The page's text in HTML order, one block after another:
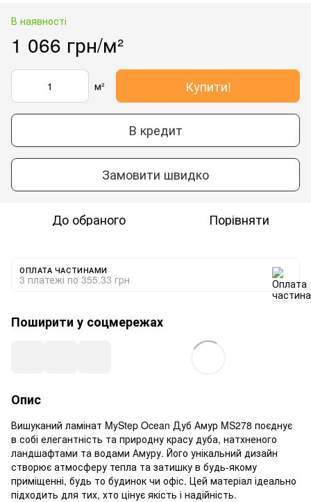
В наявності
1 066 грн/м²
м² Купити!
В кредит
Замовити швидко
До обраного Порівняти
ОПЛАТА ЧАСТИНАМИ
3 платежі по 355.33 грн
Поширити у соцмережах
Опис
Вишуканий ламінат MyStep Ocean Дуб Амур MS278 поєднує
в собі елегантність та природну красу дуба, натхненого
ландшафтами та водами Амуру. Його унікальний дизайн
створює атмосферу тепла та затишку в будь-якому
приміщенні, будь то будинок чи офіс. Цей матеріал ідеально
підходить для тих, хто цінує якість і надійність.